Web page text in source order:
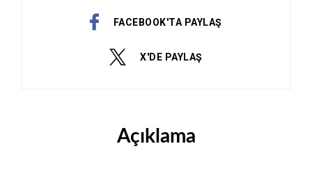
FACEBOOK'TA PAYLAŞ
X'DE PAYLAŞ
Açıklama